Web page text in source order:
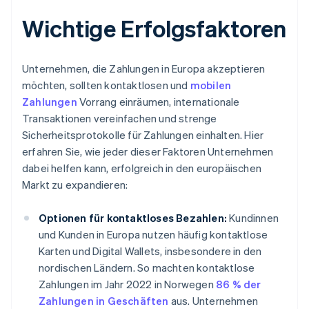
Wichtige Erfolgsfaktoren
Unternehmen, die Zahlungen in Europa akzeptieren
möchten, sollten kontaktlosen und mobilen
Zahlungen Vorrang einräumen, internationale
Transaktionen vereinfachen und strenge
Sicherheitsprotokolle für Zahlungen einhalten. Hier
erfahren Sie, wie jeder dieser Faktoren Unternehmen
dabei helfen kann, erfolgreich in den europäischen
Markt zu expandieren:
Optionen für kontaktloses Bezahlen: Kundinnen
und Kunden in Europa nutzen häufig kontaktlose
Karten und Digital Wallets, insbesondere in den
nordischen Ländern. So machten kontaktlose
Zahlungen im Jahr 2022 in Norwegen 86 % der
Zahlungen in Geschäften aus. Unternehmen